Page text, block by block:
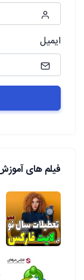
ایمیل
فیلم های آموزش